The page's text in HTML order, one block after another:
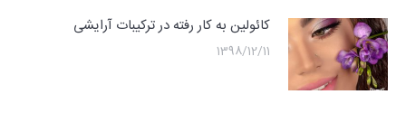
کائولین به کار رفته در ترکیبات آرایشی
1398/12/11